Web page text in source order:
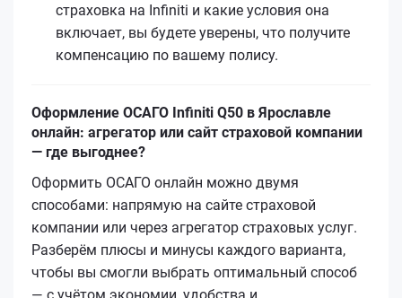
страховка на Infiniti и какие условия она
включает, вы будете уверены, что получите
компенсацию по вашему полису.
Оформление ОСАГО Infiniti Q50 в Ярославле
онлайн: агрегатор или сайт страховой компании
— где выгоднее?
Оформить ОСАГО онлайн можно двумя
способами: напрямую на сайте страховой
компании или через агрегатор страховых услуг.
Разберём плюсы и минусы каждого варианта,
чтобы вы смогли выбрать оптимальный способ